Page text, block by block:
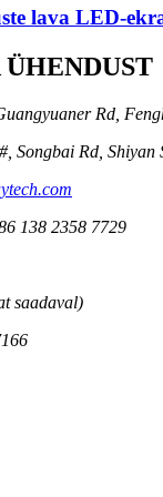
lava LED-
Rd,
Songbai Rd,
138 2358 7729
saadaval)